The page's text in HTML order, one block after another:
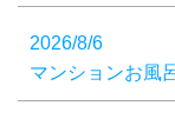
2026/8/6
マンションお風